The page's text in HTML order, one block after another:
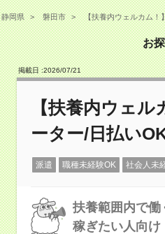
静岡県 磐田市 【扶養内ウェルカム！
お
掲載日 :2026/07/21
【扶養内ウェ
ーター/日払い
派遣 職種未経験OK 社会人未
扶養範囲内で働
稼ぎたい人向け